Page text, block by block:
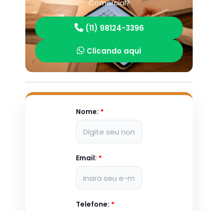
Comercial?
(11) 98124-3396
Clicando aqui
Nome: *
Email: *
Telefone: *